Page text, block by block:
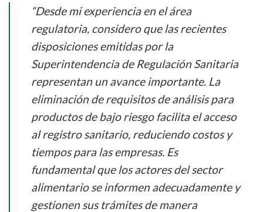
“Desde mi experiencia en el área
regulatoria, considero que las recientes
disposiciones emitidas por la
Superintendencia de Regulación Sanitaria
representan un avance importante. La
eliminación de requisitos de análisis para
productos de bajo riesgo facilita el acceso
al registro sanitario, reduciendo costos y
tiempos para las empresas. Es
fundamental que los actores del sector
alimentario se informen adecuadamente y
gestionen sus trámites de manera